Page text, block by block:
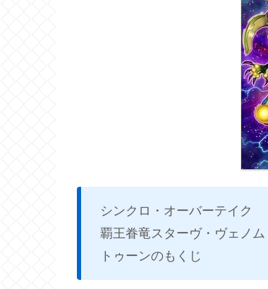
シンクロ・オーバーテイク
覇王眷竜スターヴ・ヴェノム
トゥーンのもくじ